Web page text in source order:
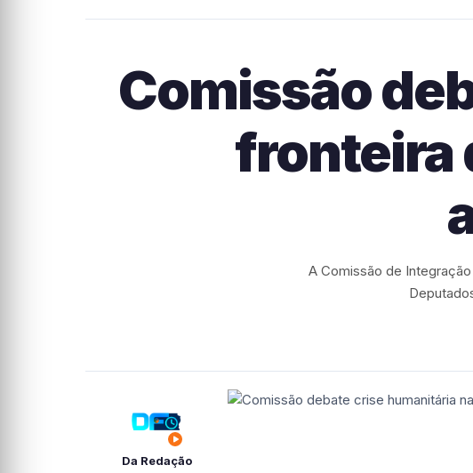
Comissão
fronteira
A Comissão de
Da Redação